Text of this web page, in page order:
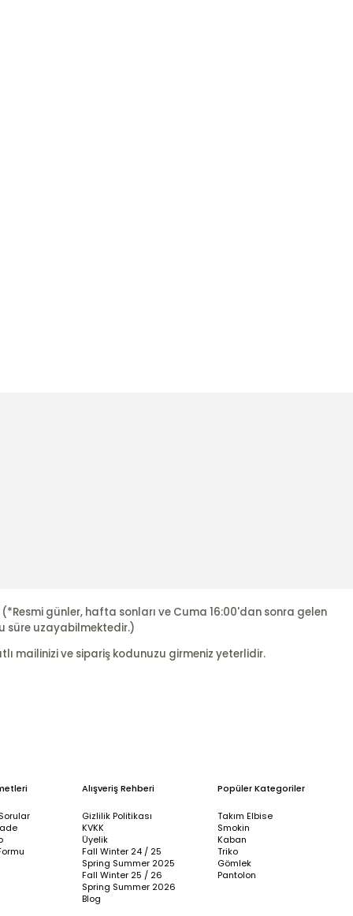
günler, hafta sonları ve Cuma 16:00'dan sonra gelen
süre uzayabilmektedir.)
mailinizi ve sipariş kodunuzu girmeniz yeterlidir.
Alışveriş Rehberi
Gizlilik Politikası
KVKK
Üyelik
Fall Winter 24 / 25
Spring Summer 2025
Fall Winter 25 / 26
Spring Summer 2026
Blog
Popüler Kategoriler
Takım Elbise
Smokin
Kaban
Triko
Gömlek
Pantolon